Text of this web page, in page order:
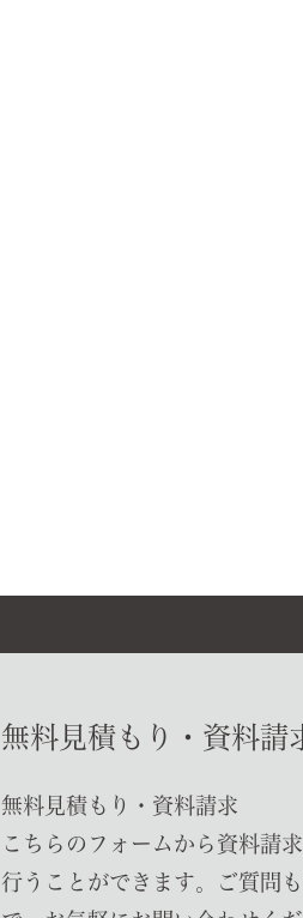
無料見積もり・資料請
無料見積もり・資料請求
こちらのフォームから資料請
行うことができます。ご質問